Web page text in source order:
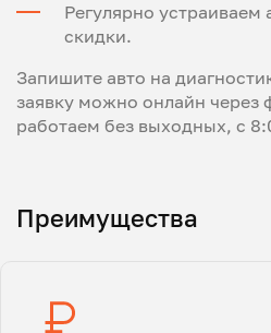
Регулярно устраиваем
скидки.
Запишите авто на
заявку можно онлайн
работаем без выходных, с
Преимущества